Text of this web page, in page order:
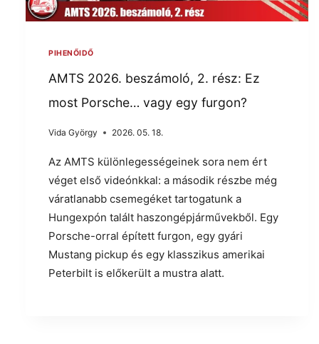
PIHENŐIDŐ
AMTS 2026. beszámoló, 2. rész: Ez
most Porsche… vagy egy furgon?
Vida György 2026. 05. 18.
Az AMTS különlegességeinek sora nem ért
véget első videónkkal: a második részbe még
váratlanabb csemegéket tartogatunk a
Hungexpón talált haszongépjárművekből. Egy
Porsche-orral épített furgon, egy gyári
Mustang pickup és egy klasszikus amerikai
Peterbilt is előkerült a mustra alatt.